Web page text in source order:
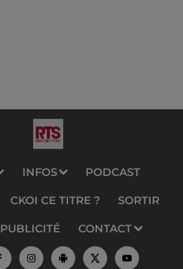
INFOS PODCAST
CKOI CE TITRE ? SORTIR
PUBLICITÉ CONTACT